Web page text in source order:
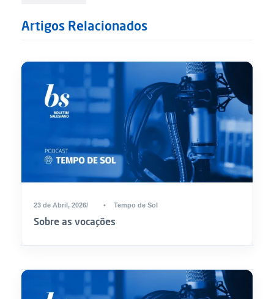
Artigos Relacionados
23 de Abril, 2026 • Tempo de Sol
Sobre as vocações